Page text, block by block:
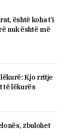
është koha t’i
nuk është më
Kjo rritje
të lëkurës
zbulohet